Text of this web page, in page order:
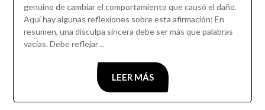
genuino de cambiar el comportamiento que causó el daño.
Aquí hay algunas reflexiones sobre esta afirmación: En
resumen, una disculpa sincera debe ser más que palabras
vacías. Debe reflejar…
LEER MÁS